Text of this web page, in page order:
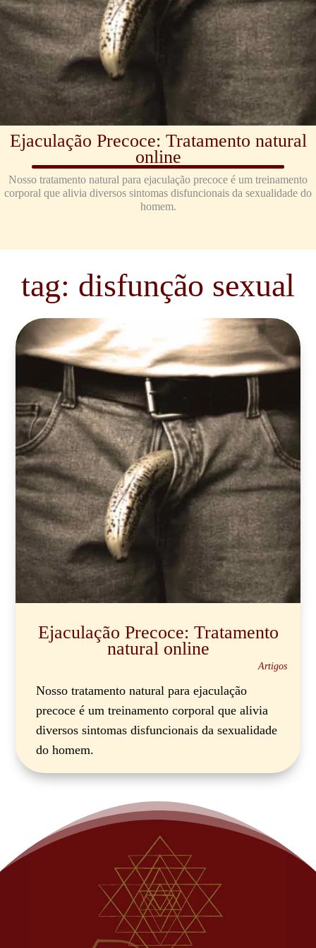
Ejaculação Precoce: Tratamento natural
online
Nosso tratamento natural para ejaculação precoce é um treinamento
corporal que alivia diversos sintomas disfuncionais da sexualidade do
homem.
tag: disfunção sexual
Ejaculação Precoce: Tratamento
natural online
Artigos
Nosso tratamento natural para ejaculação
precoce é um treinamento corporal que alivia
diversos sintomas disfuncionais da sexualidade
do homem.